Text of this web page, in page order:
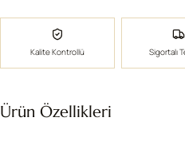
Kalite Kontrollü Sigortalı
Ürün Özellikleri